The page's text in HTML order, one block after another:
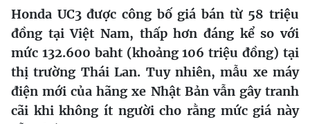
Honda UC3 được công bố giá bán từ 58 triệu
đồng tại Việt Nam, thấp hơn đáng kể so với
mức 132.600 baht (khoảng 106 triệu đồng) tại
thị trường Thái Lan. Tuy nhiên, mẫu xe máy
điện mới của hãng xe Nhật Bản vẫn gây tranh
cãi khi không ít người cho rằng mức giá này